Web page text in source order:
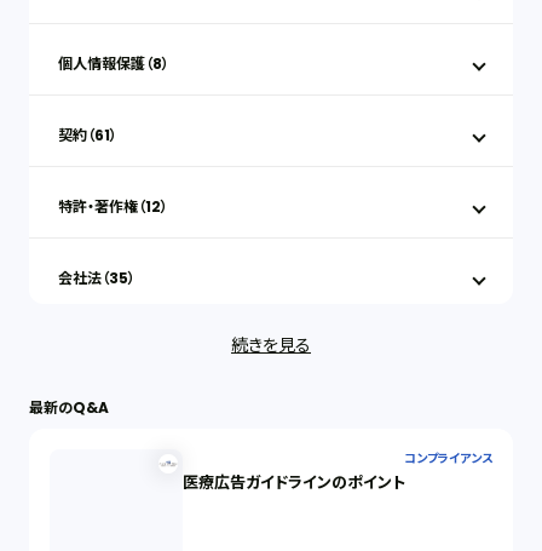
個人情報保護（8）
契約（61）
特許・著作権（12）
会社法（35）
労働問題（33）
続きを見る
最新のQ&A
コンプライアンス
医療広告ガイドラインのポイント